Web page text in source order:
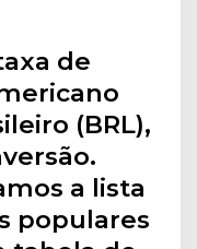
de
(BRL),
a lista
populares